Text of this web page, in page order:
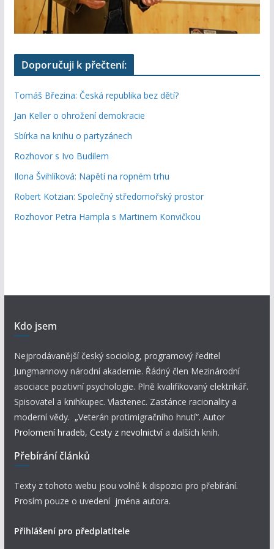
Doporučuji k přečtení:
Tomáš Březina: Česká republika bez dětí?
Jan Keller o ohrožení demokracie
Sbírka na knihu o partyzánech
Rozhovor s Ivo Budilem
Ilona Švihlíková: Napětí na ropném trhu
Robert Kotzian: Společný středomořský prostor
Rozhovor Petra Hampla s Martinem Konvičkou
Kdo jsem
Nejprodávanější český sociolog, programový ředitel
Jungmannovy národní akademie. Řádný člen Mezinárodní
asociace pozitivní psychologie. Plně kvalifikovaný elektrikář.
Spisovatel a knihkupec. Vlastenec. Zastánce racionality a
moderní vědy. „Veterán protimigračního hnutí“. Autor
Prolomení hradeb, Cesty z nevolnictví a dalších knih.
Přebírání článků
Texty z tohoto webu jsou volně k dispozici pro přebírání.
Prosím pouze o uvedení jména autora.
Přihlášení pro předplatitele